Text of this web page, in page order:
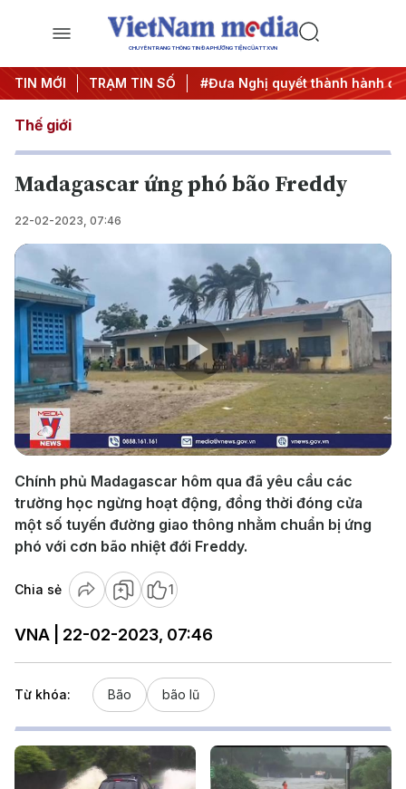
CHUYÊN TRANG THÔNG TIN ĐA PHƯƠNG TIỆN CỦA TTXVN
TIN MỚI TRẠM TIN SỐ
ương 3 #APEC 2027 #Đưa Nghị quyết thành hành
Thế giới
Madagascar ứng phó bão Freddy
22-02-2023, 07:46
Play
Video
Chính phủ Madagascar hôm qua đã yêu cầu các
trường học ngừng hoạt động, đồng thời đóng cửa
một số tuyến đường giao thông nhằm chuẩn bị ứng
phó với cơn bão nhiệt đới Freddy.
Chia sẻ 1
VNA | 22-02-2023, 07:46
Từ khóa: Bão bão lũ